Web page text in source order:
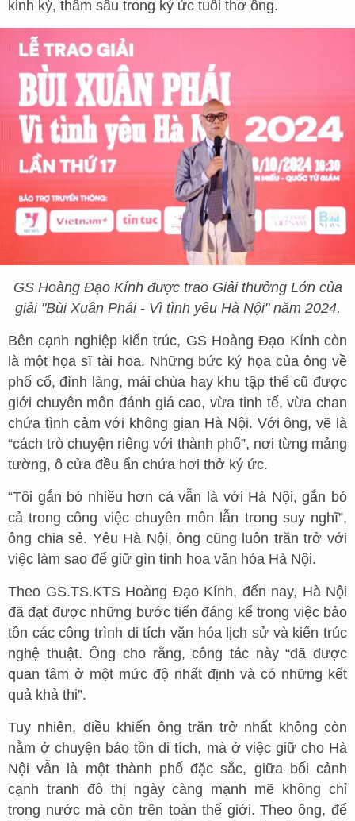
kinh kỳ, thấm sâu trong ký ức tuổi thơ ông.
GS Hoàng Đạo Kính được trao Giải thưởng Lớn của
giải "Bùi Xuân Phái - Vì tình yêu Hà Nội" năm 2024.
Bên cạnh nghiệp kiến trúc, GS Hoàng Đạo Kính còn
là một họa sĩ tài hoa. Những bức ký họa của ông về
phố cổ, đình làng, mái chùa hay khu tập thể cũ được
giới chuyên môn đánh giá cao, vừa tinh tế, vừa chan
chứa tình cảm với không gian Hà Nội. Với ông, vẽ là
“cách trò chuyện riêng với thành phố”, nơi từng mảng
tường, ô cửa đều ẩn chứa hơi thở ký ức.
“Tôi gắn bó nhiều hơn cả vẫn là với Hà Nội, gắn bó
cả trong công việc chuyên môn lẫn trong suy nghĩ”,
ông chia sẻ. Yêu Hà Nội, ông cũng luôn trăn trở với
việc làm sao để giữ gìn tinh hoa văn hóa Hà Nội.
Theo GS.TS.KTS Hoàng Đạo Kính, đến nay, Hà Nội
đã đạt được những bước tiến đáng kể trong việc bảo
tồn các công trình di tích văn hóa lịch sử và kiến trúc
nghệ thuật. Ông cho rằng, công tác này “đã được
quan tâm ở một mức độ nhất định và có những kết
quả khả thi”.
Tuy nhiên, điều khiến ông trăn trở nhất không còn
nằm ở chuyện bảo tồn di tích, mà ở việc giữ cho Hà
Nội vẫn là một thành phố đặc sắc, giữa bối cảnh
cạnh tranh đô thị ngày càng mạnh mẽ không chỉ
trong nước mà còn trên toàn thế giới. Theo ông, để